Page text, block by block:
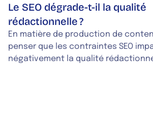
Le SEO dégrade-t-il la qualité
rédactionnelle ?
En matière de production de
penser que les contraintes SEO
négativement la qualité